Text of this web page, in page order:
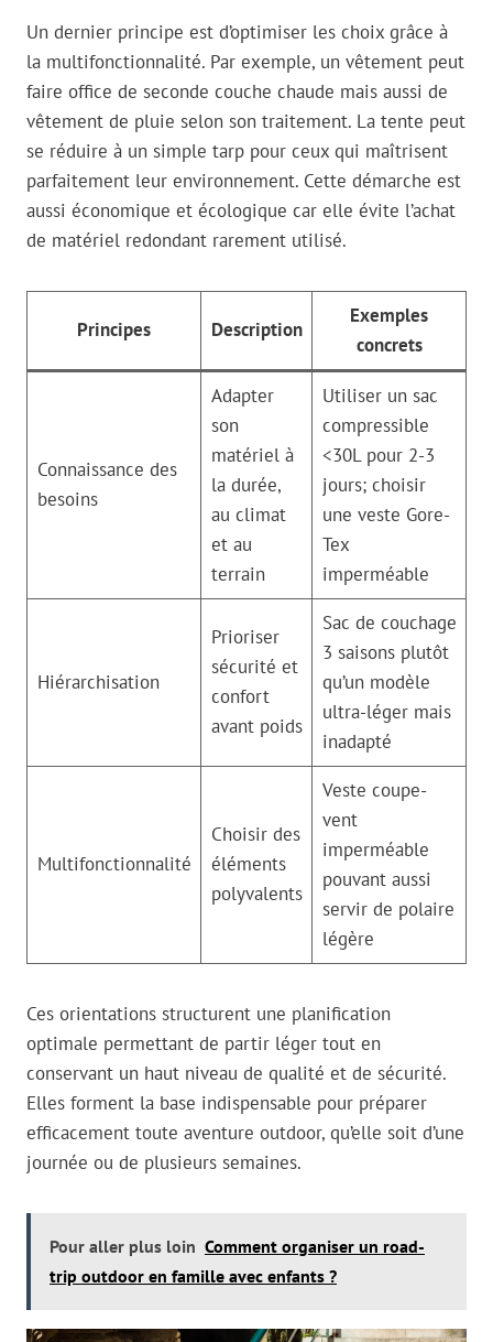
Un dernier principe est d’optimiser les choix grâce à
la multifonctionnalité. Par exemple, un vêtement peut
faire office de seconde couche chaude mais aussi de
vêtement de pluie selon son traitement. La tente peut
se réduire à un simple tarp pour ceux qui maîtrisent
parfaitement leur environnement. Cette démarche est
aussi économique et écologique car elle évite l’achat
de matériel redondant rarement utilisé.
Principes Description
Exemples
concrets
Connaissance des
besoins
Adapter
son
matériel à
la durée,
au climat
et au
terrain
Utiliser un sac
compressible
<30L pour 2-3
jours; choisir
une veste Gore-
Tex
imperméable
Hiérarchisation
Prioriser
sécurité et
confort
avant poids
Sac de couchage
3 saisons plutôt
qu’un modèle
ultra-léger mais
inadapté
Multifonctionnalité
Choisir des
éléments
polyvalents
Veste coupe-
vent
imperméable
pouvant aussi
servir de polaire
légère
Ces orientations structurent une planification
optimale permettant de partir léger tout en
conservant un haut niveau de qualité et de sécurité.
Elles forment la base indispensable pour préparer
efficacement toute aventure outdoor, qu’elle soit d’une
journée ou de plusieurs semaines.
Pour aller plus loin Comment organiser un road-
trip outdoor en famille avec enfants ?